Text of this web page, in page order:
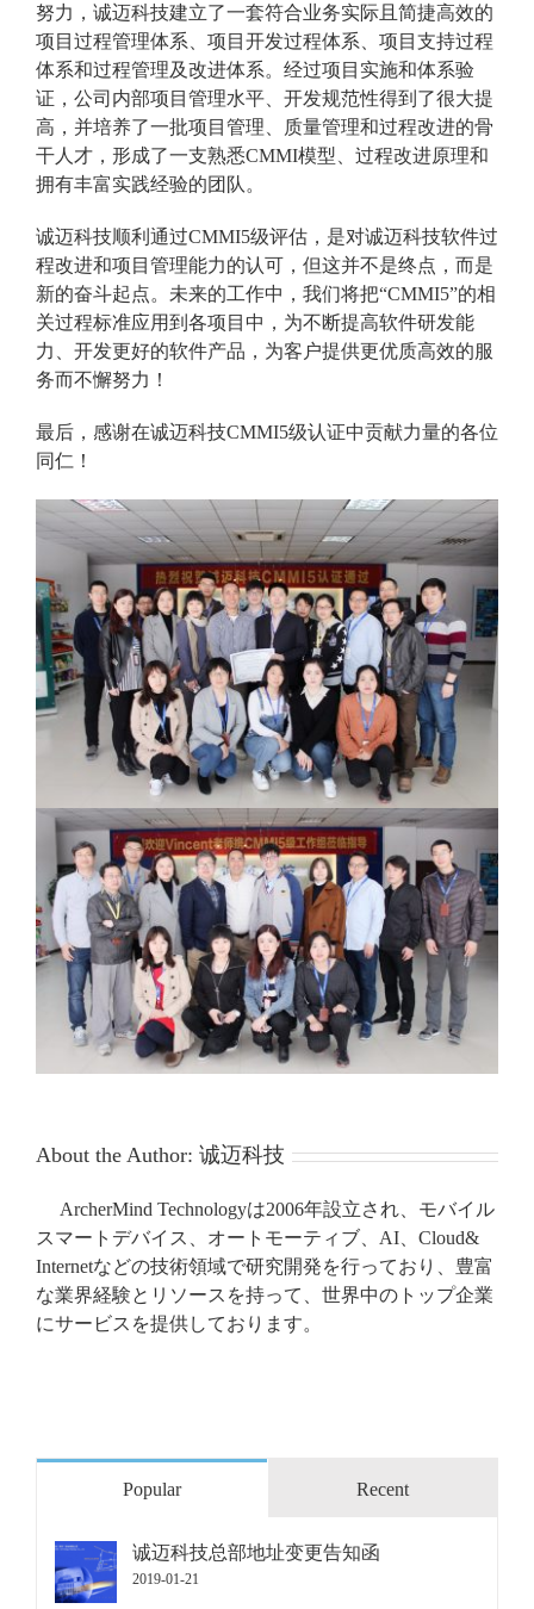
努力，诚迈科技建立了一套符合业务实际且简捷高效的
项目过程管理体系、项目开发过程体系、项目支持过程
体系和过程管理及改进体系。经过项目实施和体系验
证，公司内部项目管理水平、开发规范性得到了很大提
高，并培养了一批项目管理、质量管理和过程改进的骨
干人才，形成了一支熟悉CMMI模型、过程改进原理和
拥有丰富实践经验的团队。
诚迈科技顺利通过CMMI5级评估，是对诚迈科技软件过
程改进和项目管理能力的认可，但这并不是终点，而是
新的奋斗起点。未来的工作中，我们将把“CMMI5”的相
关过程标准应用到各项目中，为不断提高软件研发能
力、开发更好的软件产品，为客户提供更优质高效的服
务而不懈努力！
最后，感谢在诚迈科技CMMI5级认证中贡献力量的各位
同仁！
About the Author: 诚迈科技
ArcherMind Technologyは2006年設立され、モバイル
スマートデバイス、オートモーティブ、AI、Cloud&
Internetなどの技術領域で研究開発を行っており、豊富
な業界経験とリソースを持って、世界中のトップ企業
にサービスを提供しております。
Popular Recent
诚迈科技总部地址变更告知函
2019-01-21